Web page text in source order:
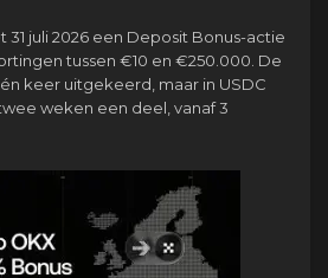
31 juli 2026 een Deposit Bonus-actie
tussen €10 en €250.000. De
keer uitgekeerd, maar in USDC
weken een deel, vanaf 3